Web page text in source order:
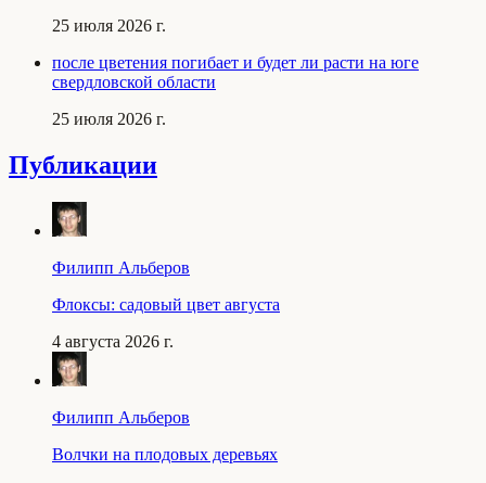
25 июля 2026 г.
после цветения погибает и будет ли расти на юге
свердловской области
25 июля 2026 г.
Публикации
Филипп Альберов
Флоксы: садовый цвет августа
4 августа 2026 г.
Филипп Альберов
Волчки на плодовых деревьях